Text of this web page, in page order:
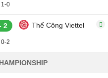
1-0
2 Thể Công Viettel
0-2